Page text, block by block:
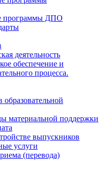
программы ДПО
деятельность
обеспечение и
процесса.
материальной поддержки
выпускников
услуги
(перевода)